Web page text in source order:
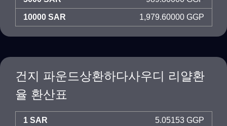
10000 SAR 1,979.60000 GGP
건지 파운드상환하다사우디 리얄환
율 환산표
1 SAR 5.05153 GGP